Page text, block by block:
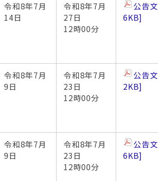
令和8年7月
14日
令和8年7月
27日
12時00分
公告文
6KB]
令和8年7月
9日
令和8年7月
23日
12時00分
公告文
2KB]
令和8年7月
9日
令和8年7月
23日
12時00分
公告文
6KB]